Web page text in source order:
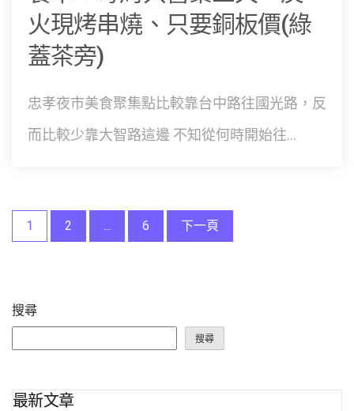
火現烤串燒、只要銅板價(綠
蓋茶旁)
忠孝夜市美食聚集點比較靠台中路往國光路，反
而比較少靠大智路這邊 不知從何時開始往...
文
頁
1 2 ... 6 下一頁
搜尋
搜尋
最新文章